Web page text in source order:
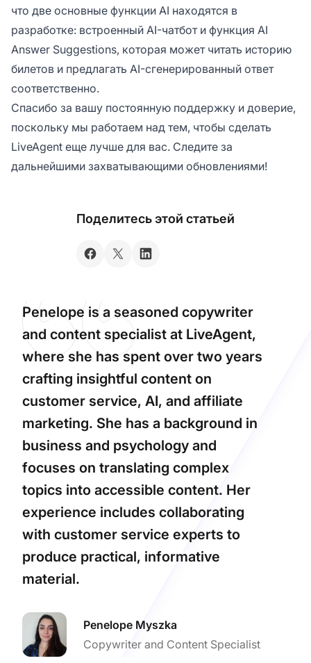
что две основные функции AI находятся в
разработке: встроенный AI-чатбот и функция AI
Answer Suggestions, которая может читать историю
билетов и предлагать AI-сгенерированный ответ
соответственно.
Спасибо за вашу постоянную поддержку и доверие,
поскольку мы работаем над тем, чтобы сделать
LiveAgent еще лучше для вас. Следите за
дальнейшими захватывающими обновлениями!
Поделитесь этой статьей
Penelope is a seasoned copywriter
and content specialist at LiveAgent,
where she has spent over two years
crafting insightful content on
customer service, AI, and affiliate
marketing. She has a background in
business and psychology and
focuses on translating complex
topics into accessible content. Her
experience includes collaborating
with customer service experts to
produce practical, informative
material.
Penelope Myszka
Copywriter and Content Specialist